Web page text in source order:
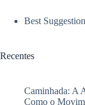
Best
Recentes
Caminhada: A
Como o